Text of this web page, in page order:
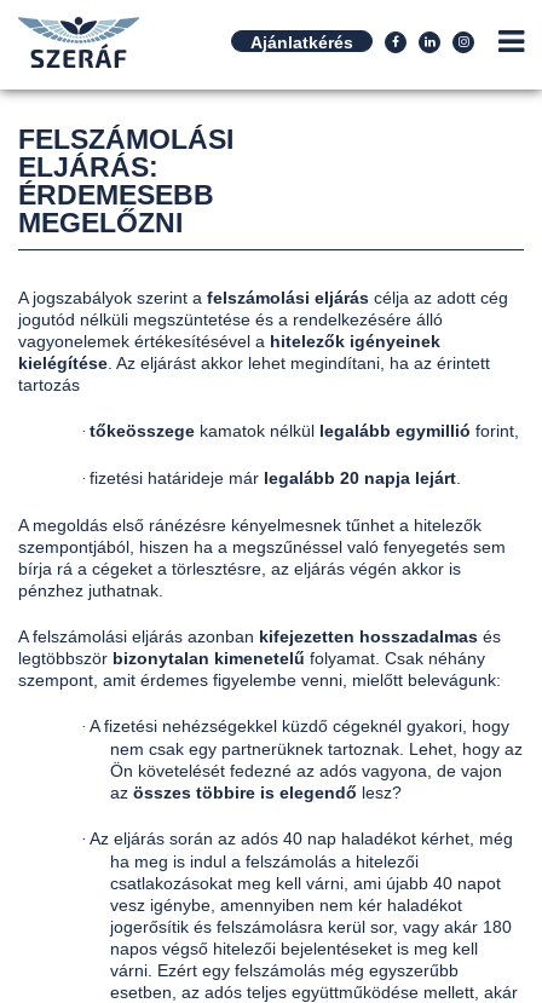
Ajánlatkérés
FELSZÁMOLÁSI
ELJÁRÁS:
ÉRDEMESEBB
MEGELŐZNI
A jogszabályok szerint a felszámolási eljárás célja az adott cég
jogutód nélküli megszüntetése és a rendelkezésére álló
vagyonelemek értékesítésével a hitelezők igényeinek
kielégítése . Az eljárást akkor lehet megindítani, ha az érintett
tartozás
· tőkeösszege kamatok nélkül legalább egymillió forint,
· fizetési határideje már legalább 20 napja lejárt
A megoldás első ránézésre kényelmesnek tűnhet a hitelezők
szempontjából, hiszen ha a megszűnéssel való fenyegetés sem
bírja rá a cégeket a törlesztésre, az eljárás végén akkor is
pénzhez juthatnak.
A felszámolási eljárás azonban kifejezetten hosszadalmas és
legtöbbször bizonytalan kimenetelű folyamat. Csak néhány
szempont, amit érdemes figyelembe venni, mielőtt belevágunk:
· A fizetési nehézségekkel küzdő cégeknél gyakori, hogy
nem csak egy partnerüknek tartoznak. Lehet, hogy az
Ön követelését fedezné az adós vagyona, de vajon
azösszes többire is elegendő lesz?
· Az eljárás során az adós 40 nap haladékot kérhet, még
ha meg is indul a felszámolás a hitelezői
csatlakozásokat meg kell várni, ami újabb 40 napot
vesz igénybe, amennyiben nem kér haladékot
jogerősítik és felszámolásra kerül sor, vagy akár 180
napos végső hitelezői bejelentéseket is meg kell
várni. Ezért egy felszámolás még egyszerűbb
esetben, az adós teljes együttműködése mellett, akár